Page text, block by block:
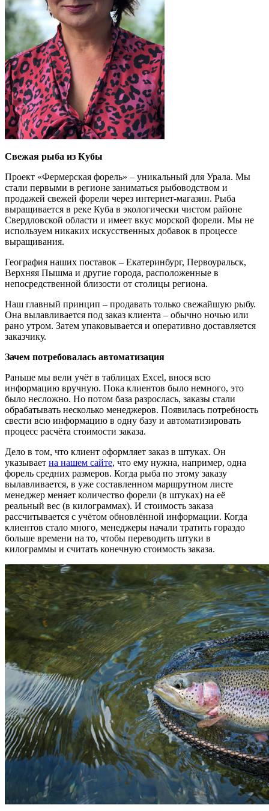
Свежая рыба из Кубы
Проект «Фермерская форель» – уникальный для Урала. Мы
стали первыми в регионе заниматься рыбоводством и
продажей свежей форели через интернет-магазин. Рыба
выращивается в реке Куба в экологически чистом районе
Свердловской области и имеет вкус морской форели. Мы не
используем никаких искусственных добавок в процессе
выращивания.
География наших поставок – Екатеринбург, Первоуральск,
Верхняя Пышма и другие города, расположенные в
непосредственной близости от столицы региона.
Наш главный принцип – продавать только свежайшую рыбу.
Она вылавливается под заказ клиента – обычно ночью или
рано утром. Затем упаковывается и оперативно доставляется
заказчику.
Зачем потребовалась автоматизация
Раньше мы вели учёт в таблицах Excel, внося всю
информацию вручную. Пока клиентов было немного, это
было несложно. Но потом база разрослась, заказы стали
обрабатывать несколько менеджеров. Появилась потребность
свести всю информацию в одну базу и автоматизировать
процесс расчёта стоимости заказа.
Дело в том, что клиент оформляет заказ в штуках. Он
указывает на нашем сайте, что ему нужна, например, одна
форель средних размеров. Когда рыба по этому заказу
вылавливается, в уже составленном маршрутном листе
менеджер меняет количество форели (в штуках) на её
реальный вес (в килограммах). И стоимость заказа
рассчитывается с учётом обновлённой информации. Когда
клиентов стало много, менеджеры начали тратить гораздо
больше времени на то, чтобы переводить штуки в
килограммы и считать конечную стоимость заказа.